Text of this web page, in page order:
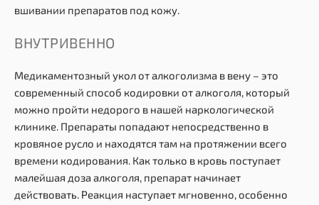
вшивании препаратов под кожу.
ВНУТРИВЕННО
Медикаментозный укол от алкоголизма в вену – это
современный способ кодировки от алкоголя, который
можно пройти недорого в нашей наркологической
клинике. Препараты попадают непосредственно в
кровяное русло и находятся там на протяжении всего
времени кодирования. Как только в кровь поступает
малейшая доза алкоголя, препарат начинает
действовать. Реакция наступает мгновенно, особенно